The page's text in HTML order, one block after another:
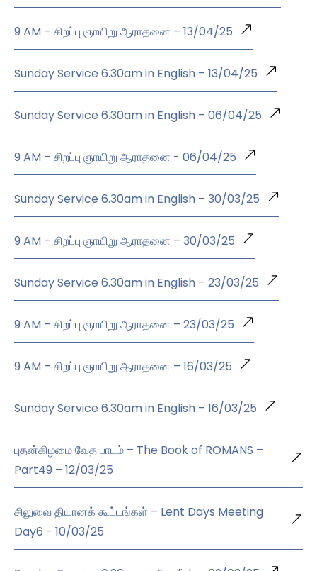
9 AM – சிறப்பு ஞாயிறு ஆராதனை – 13/04/25
Sunday Service 6.30am in English – 13/04/25
Sunday Service 6.30am in English – 06/04/25
9 AM – சிறப்பு ஞாயிறு ஆராதனை - 06/04/25
Sunday Service 6.30am in English – 30/03/25
9 AM – சிறப்பு ஞாயிறு ஆராதனை – 30/03/25
Sunday Service 6.30am in English – 23/03/25
9 AM – சிறப்பு ஞாயிறு ஆராதனை – 23/03/25
9 AM – சிறப்பு ஞாயிறு ஆராதனை – 16/03/25
Sunday Service 6.30am in English – 16/03/25
புதன்கிழமை வேத பாடம் – The Book of ROMANS –
Part49 – 12/03/25
சிலுவை தியானக் கூட்டங்கள் – Lent Days Meeting
Day6 - 10/03/25